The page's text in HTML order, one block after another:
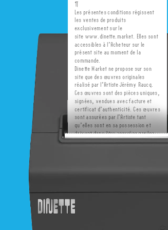
¶
Les présentes conditions régissent
les ventes de produits
exclusivement sur le
site www.dinette.market. Elles sont
accessibles à l’Acheteur sur le
présent site au moment de la
commande.
Dinette Market ne propose sur son
site que des œuvres originales
réalisé par l’Artiste Jérémy Raucq.
Ces œuvres sont des pièces uniques,
signées, vendues avec facture et
certificat d’authenticité. Ces œuvres
sont assurées par l’Artiste tant
qu’elles sont en sa possession et
doivent donc être assurées par les
clients après leur achat. L’Artiste
email.
¶
--------------------------------------